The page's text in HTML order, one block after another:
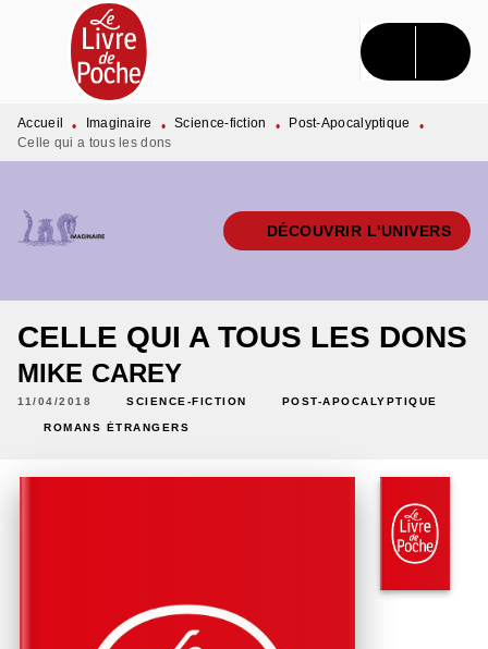
MENU RECHERCHE CONTENU
PIED DE PAGE
Accueil • Imaginaire • Science-fiction • Post-Apocalyptique
•
Celle qui a tous les dons
DÉCOUVRIR L'UNIVERS
CELLE QUI A TOUS LES DONS
MIKE CAREY
11/04/2018 SCIENCE-FICTION POST-APOCALYPTIQUE
ROMANS ÉTRANGERS